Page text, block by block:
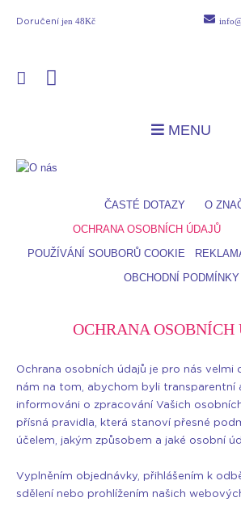
Doručení jen 48Kč
MENU
ČASTÉ DOTAZY
O
OCHRANA OSOBNÍCH ÚDAJŮ
POUŽÍVÁNÍ SOUBORŮ COOKIE
OBCHODNÍ PODMÍNKY
OCHRANA OSOBNÍCH
Ochrana osobních údajů je pro nás velmi
nám na tom, abychom byli transparentní
informováni o zpracování Vašich
přísná pravidla, která stanoví přesné
účelem, jakým způsobem a jaké osobní
Vyplněním objednávky, přihlášením k
sdělení nebo prohlížením našich